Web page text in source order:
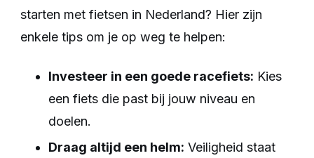
starten met fietsen in Nederland? Hier zijn
enkele tips om je op weg te helpen:
Investeer in een goede racefiets: Kies
een fiets die past bij jouw niveau en
doelen.
Draag altijd een helm: Veiligheid staat